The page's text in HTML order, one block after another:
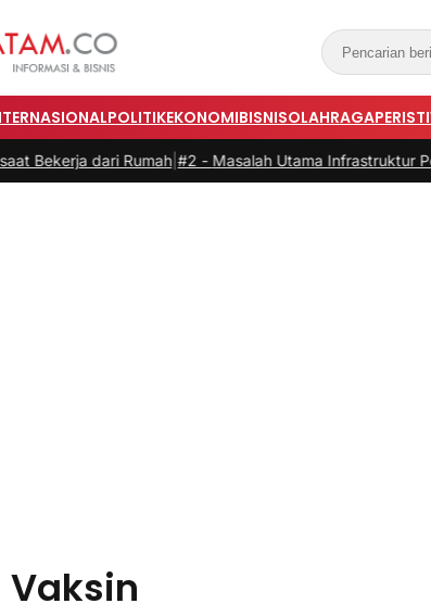
POLITIKEKONOMIBISNISOLAHRAGA
dari Rumah|#2 -Masalah Utama Infrastruktur
Vaksin